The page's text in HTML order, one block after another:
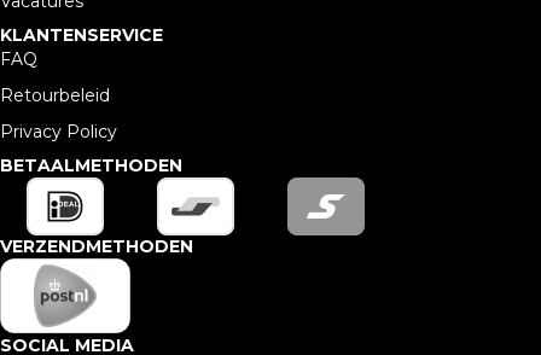
KLANTENSERVICE
FAQ
Retourbeleid
Privacy Policy
BETAALMETHODEN
VERZENDMETHODEN
SOCIAL MEDIA